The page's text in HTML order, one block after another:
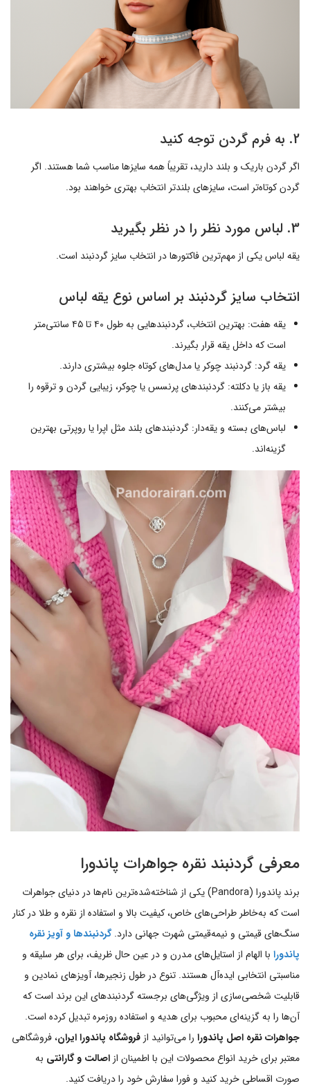
2. به فرم گردن توجه کنید
اگر گردن باریک و بلند دارید، تقریباً همه سایزها مناسب شما هستند. اگر
گردن کوتاه‌تر است، سایزهای بلندتر انتخاب بهتری خواهند بود.
3. لباس مورد نظر را در نظر بگیرید
یقه لباس یکی از مهم‌ترین فاکتورها در انتخاب سایز گردنبند است.
انتخاب سایز گردنبند بر اساس نوع یقه لباس
یقه هفت: بهترین انتخاب، گردنبندهایی به طول ۴۰ تا ۴۵ سانتی‌متر
است که داخل یقه قرار بگیرند.
یقه گرد: گردنبند چوکر یا مدل‌های کوتاه جلوه بیشتری دارند.
یقه باز یا دکلته: گردنبندهای پرنسس یا چوکر، زیبایی گردن و ترقوه را
بیشتر می‌کنند.
لباس‌های بسته و یقه‌دار: گردنبندهای بلند مثل اپرا یا روپرتی بهترین
گزینه‌اند.
معرفی گردنبند نقره جواهرات پاندورا
برند پاندورا (Pandora) یکی از شناخته‌شده‌ترین نام‌ها در دنیای جواهرات
است که به‌خاطر طراحی‌های خاص، کیفیت بالا و استفاده از نقره و طلا در کنار
سنگ‌های قیمتی و نیمه‌قیمتی شهرت جهانی دارد.گردنبندها و آویز نقره
پاندورا با الهام از استایل‌های مدرن و در عین حال ظریف، برای هر سلیقه و
مناسبتی انتخابی ایده‌آل هستند. تنوع در طول زنجیرها، آویزهای نمادین و
قابلیت شخصی‌سازی از ویژگی‌های برجسته گردنبندهای این برند است که
آن‌ها را به گزینه‌ای محبوب برای هدیه و استفاده روزمره تبدیل کرده است.
جواهرات نقره اصل پاندورا را می‌توانید از فروشگاه پاندورا ایران، فروشگاهی
معتبر برای خرید انواع محصولات این با اطمینان از اصالت و گارانتی به
صورت اقساطی خرید کنید و فورا سفارش خود را دریافت کنید.